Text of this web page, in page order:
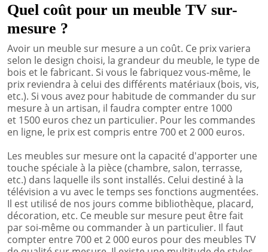
Quel coût pour un meuble TV sur-
mesure ?
Avoir un meuble sur mesure a un coût. Ce prix variera
selon le design choisi, la grandeur du meuble, le type de
bois et le fabricant. Si vous le fabriquez vous-même, le
prix reviendra à celui des différents matériaux (bois, vis,
etc.). Si vous avez pour habitude de commander du sur
mesure à un artisan, il faudra compter entre 1000
et 1500 euros chez un particulier. Pour les commandes
en ligne, le prix est compris entre 700 et 2 000 euros.
Les meubles sur mesure ont la capacité d'apporter une
touche spéciale à la pièce (chambre, salon, terrasse,
etc.) dans laquelle ils sont installés. Celui destiné à la
télévision a vu avec le temps ses fonctions augmentées.
Il est utilisé de nos jours comme bibliothèque, placard,
décoration, etc. Ce meuble sur mesure peut être fait
par soi-même ou commander à un particulier. Il faut
compter entre 700 et 2 000 euros pour des meubles TV